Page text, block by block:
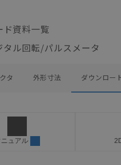
ド資料一覧
ル回転/パルスメータ
タ 外形寸法 ダウンロー
ニュアル